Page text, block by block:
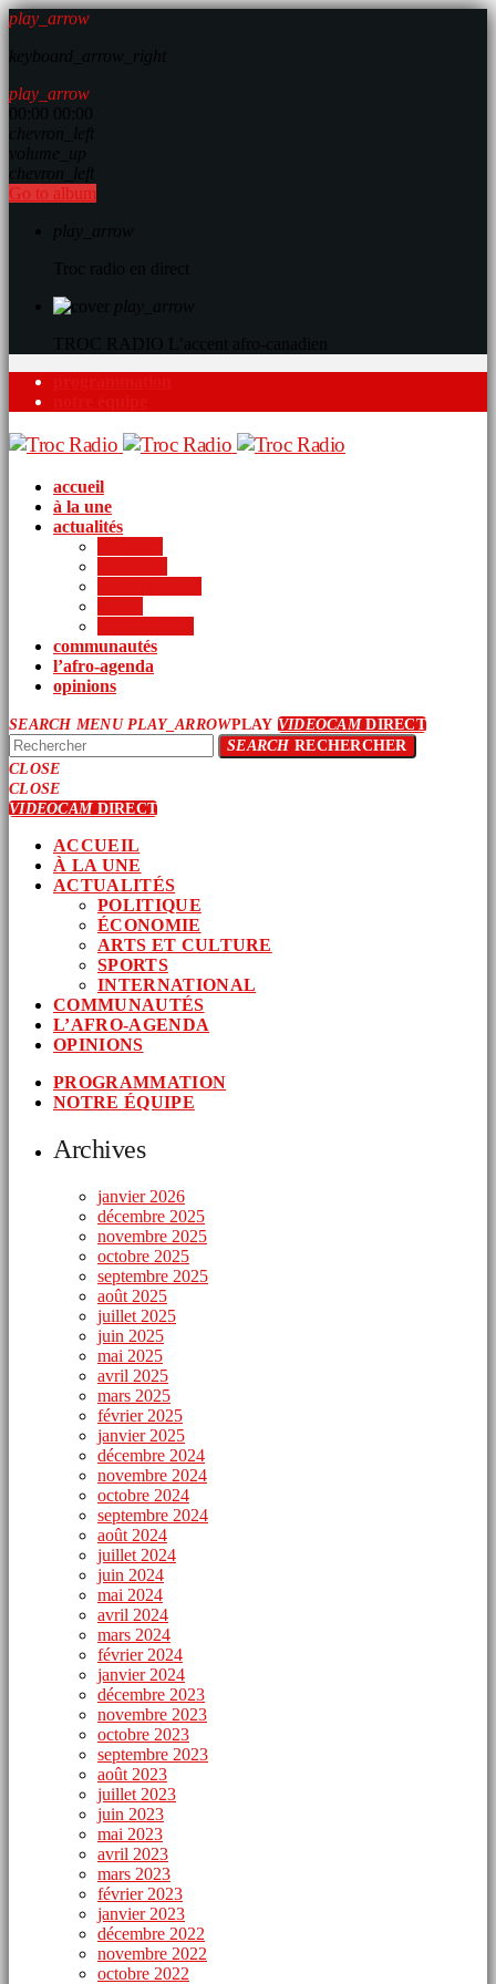
play_arrow
play_arrow
Go to album
accueil
à la une
actualités
communautés
l’afro-agenda
opinions
SEARCH MENU PLAY_ARROWPLAY VIDEOCAMDIRECT
SEARCHRECHERCHER
CLOSE
CLOSE
VIDEOCAMDIRECT
ACCUEIL
À LA UNE
ACTUALITÉS
POLITIQUE
ÉCONOMIE
ARTS ET CULTURE
SPORTS
INTERNATIONAL
COMMUNAUTÉS
L’AFRO-AGENDA
OPINIONS
PROGRAMMATION
NOTRE ÉQUIPE
Archives
janvier 2026
décembre 2025
novembre 2025
octobre 2025
septembre 2025
août 2025
juillet 2025
juin 2025
mai 2025
avril 2025
mars 2025
février 2025
janvier 2025
décembre 2024
novembre 2024
octobre 2024
septembre 2024
août 2024
juillet 2024
juin 2024
mai 2024
avril 2024
mars 2024
février 2024
janvier 2024
décembre 2023
novembre 2023
octobre 2023
septembre 2023
août 2023
juillet 2023
juin 2023
mai 2023
avril 2023
mars 2023
février 2023
janvier 2023
décembre 2022
novembre 2022
octobre 2022